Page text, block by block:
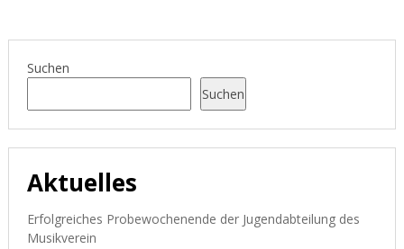
Suchen
Suchen
Aktuelles
Erfolgreiches Probewochenende der Jugendabteilung des
Musikverein